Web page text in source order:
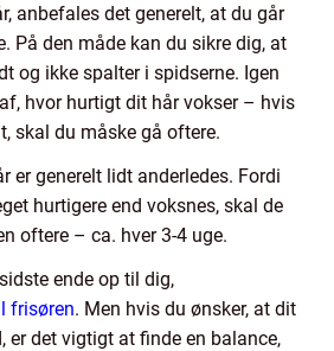
anbefales det generelt, at du går
På den måde kan du sikre dig, at
og ikke spalter i spidserne. Igen
hvor hurtigt dit hår vokser – hvis
skal du måske gå oftere.
er generelt lidt anderledes. Fordi
hurtigere end voksnes, skal de
oftere – ca. hver 3-4 uge.
ende op til dig,
frisøren. Men hvis du ønsker, at dit
er det vigtigt at finde en balance,